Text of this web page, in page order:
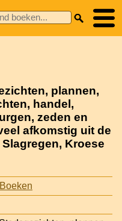
plannen,
handel,
zeden en
afkomstig uit de
Kroese